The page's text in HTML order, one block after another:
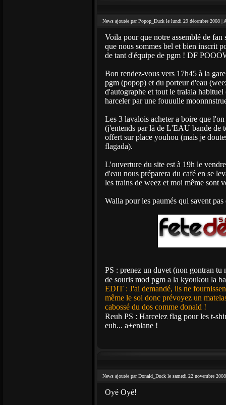
News ajoutée par Popop_Duck le lundi 29 décembre 2008 |
Voila pour que notre assemblé de
que nous sommes bel et bien inscrit
de tant d'équipe de pgm ! DF
Bon rendez-vous vers 17h45 à la
pgm (popop) et du porteur d'eau
d'autographe et tout le tralala habituel
harceler par une fouuulle
Les 3 lavalois acheter a boire que
(j'entends par là de L'EAU bande de
offert sur place youhou (mais je
flagada).
L'ouverture du site est à 19h le
d'eau nous préparera du café en se
les trains de weez et moi même sont
Walla pour les paumés qui savent
PS : prenez un duvet (non gontran tu
de souris mod pgm a la kyoukou la
EDIT : J'ai demandé, ils ne
même le sol donc prévoyez un
cabossé du dos comme donald !
Reuh PS : Harcelez flag pour les t-
euh... a+enlane !
News ajoutée par Donald_Duck le samedi 22 novembre
Oyé Oyé!